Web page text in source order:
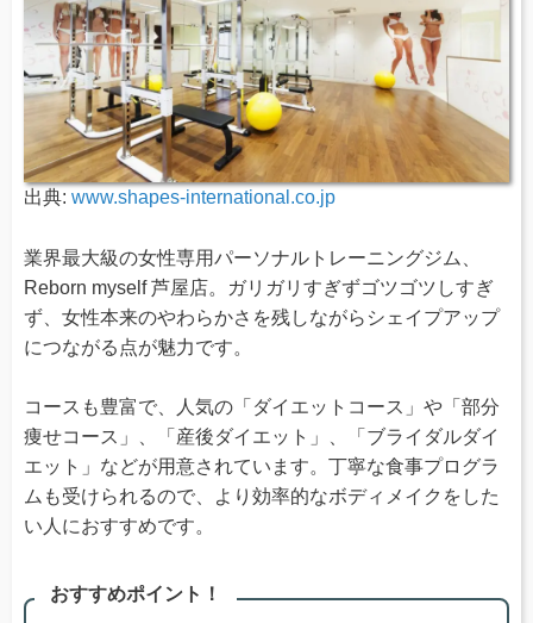
出典: www.shapes-international.co.jp
業界最大級の女性専用パーソナルトレーニングジム、
Reborn myself 芦屋店。ガリガリすぎずゴツゴツしすぎ
ず、女性本来のやわらかさを残しながらシェイプアップ
につながる点が魅力です。
コースも豊富で、人気の「ダイエットコース」や「部分
痩せコース」、「産後ダイエット」、「ブライダルダイ
エット」などが用意されています。丁寧な食事プログラ
ムも受けられるので、より効率的なボディメイクをした
い人におすすめです。
おすすめポイント！